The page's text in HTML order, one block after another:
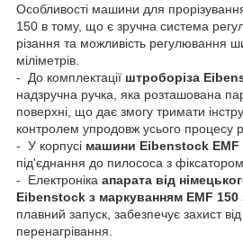
Особливості машини для
150 в тому, що є зручна система
різання та можливість регулювання
міліметрів.
- До комплектації штроборіза
надзручна ручка, яка розташована
поверхні, що дає змогу тримати
контролем упродовж усього процесу
- У корпусі машини Eibenstock EMF
під'єднання до пилососа з фіксатором
- Електроніка апарата від
Eibenstock з маркуванням EMF 150
плавний запуск, забезпечує захист
перенагрівання.